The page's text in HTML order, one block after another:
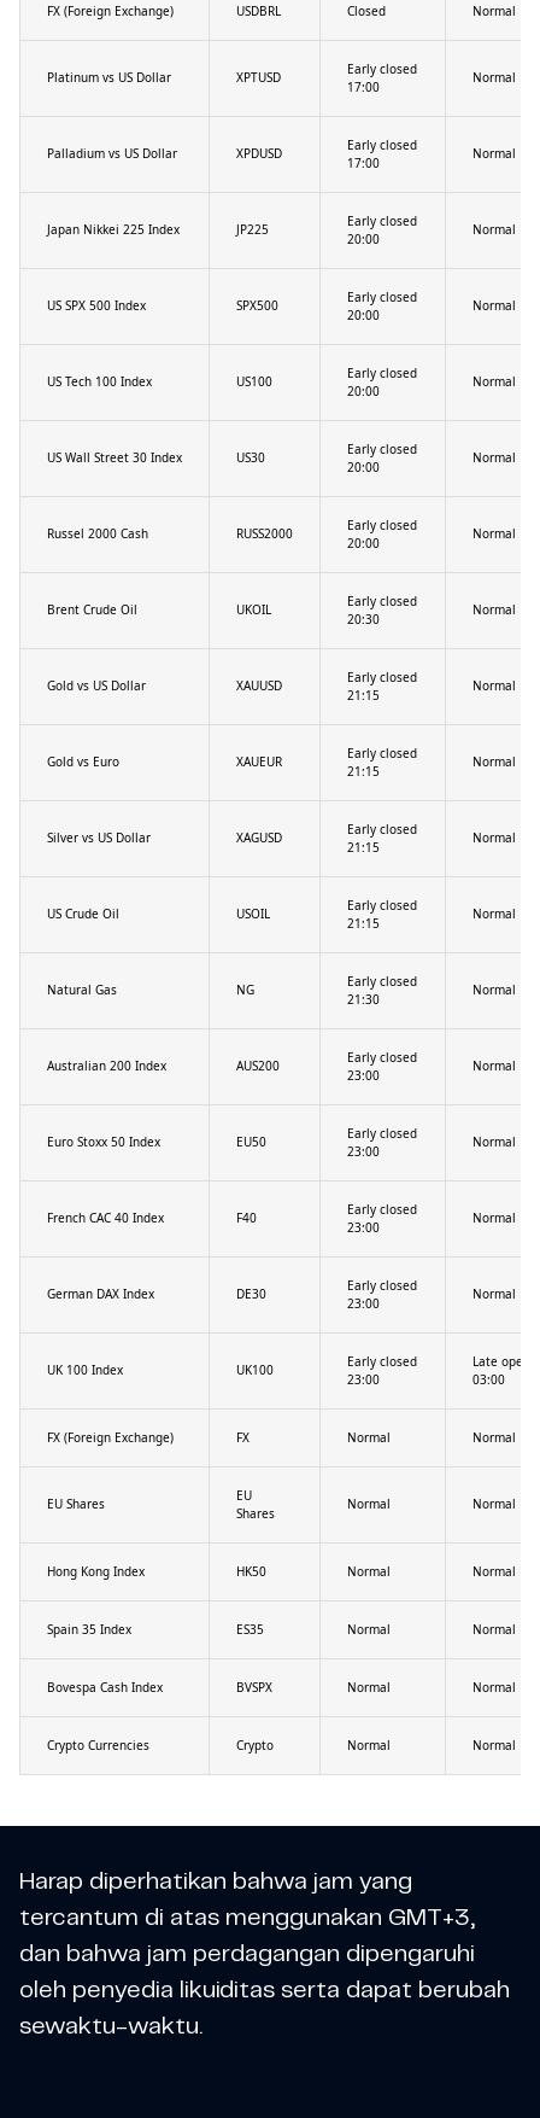
FX (Foreign Exchange) USDBRL Closed Normal
Platinum vs US Dollar XPTUSD
Early closed
17:00
Normal
Palladium vs US Dollar XPDUSD
Early closed
17:00
Normal
Japan Nikkei 225 Index JP225
Early closed
20:00
Normal
US SPX 500 Index SPX500
Early closed
20:00
Normal
US Tech 100 Index US100
Early closed
20:00
Normal
US Wall Street 30 Index US30
Early closed
20:00
Normal
Russel 2000 Cash RUSS2000
Early closed
20:00
Normal
Brent Crude Oil UKOIL
Early closed
20:30
Normal
Gold vs US Dollar XAUUSD
Early closed
21:15
Normal
Gold vs Euro XAUEUR
Early closed
21:15
Normal
Silver vs US Dollar XAGUSD
Early closed
21:15
Normal
US Crude Oil USOIL
Early closed
21:15
Normal
Natural Gas NG
Early closed
21:30
Normal
Australian 200 Index AUS200
Early closed
23:00
Normal
Euro Stoxx 50 Index EU50
Early closed
23:00
Normal
French CAC 40 Index F40
Early closed
23:00
Normal
German DAX Index DE30
Early closed
23:00
Normal
UK 100 Index UK100
Early closed
23:00
Late open
03:00
FX (Foreign Exchange) FX Normal Normal
EU Shares
EU
Shares
Normal Normal
Hong Kong Index HK50 Normal Normal
Spain 35 Index ES35 Normal Normal
Bovespa Cash Index BVSPX Normal Normal
Crypto Currencies Crypto Normal Normal
Harap diperhatikan bahwa jam yang
tercantum di atas menggunakan GMT+3,
dan bahwa jam perdagangan dipengaruhi
oleh penyedia likuiditas serta dapat berubah
sewaktu-waktu.